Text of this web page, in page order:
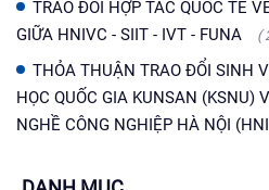
TRAO ĐỔI HỢP TÁC QUỐC TẾ
GIỮA HNIVC - SIIT - IVT - FUNA
(
THỎA THUẬN TRAO ĐỔI SINH
HỌC QUỐC GIA KUNSAN (KSNU)
NGHỀ CÔNG NGHIỆP HÀ NỘI